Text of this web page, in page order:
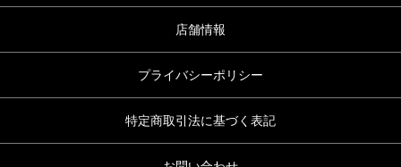
店舗情報
プライバシーポリシー
特定商取引法に基づく表記